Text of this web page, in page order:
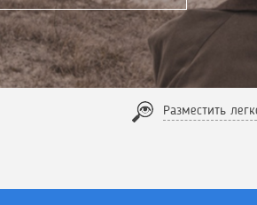
Разместить